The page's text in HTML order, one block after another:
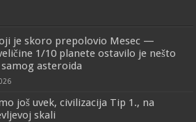
je skoro prepolovio Mesec —
1/10 planete ostavilo je nešto
samog asteroida
još uvek, civilizacija Tip 1., na
skali